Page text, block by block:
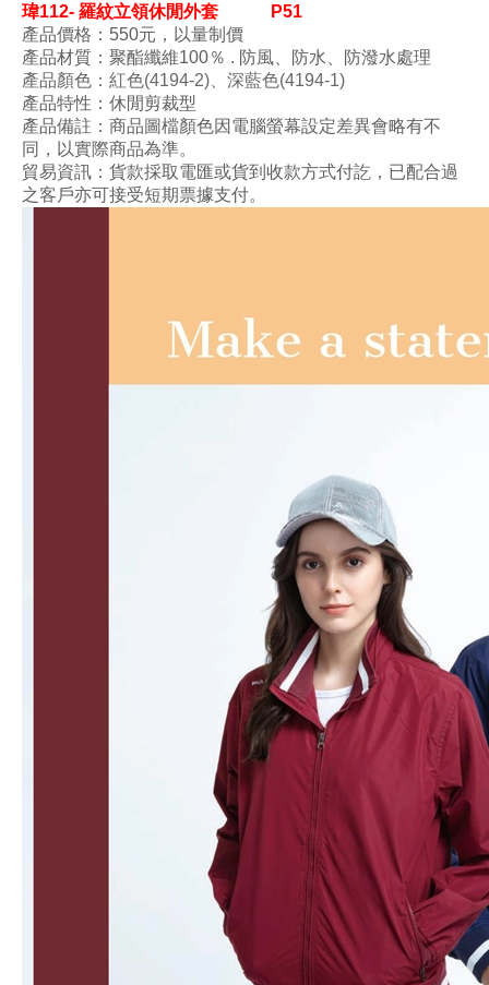
瑋112- 羅紋立領休閒外套
P51
產品價格：550元，以量制價
產品材質： 聚酯纖維100％ . 防風、 防水 防潑水處理
產品顏色 ：紅色(4194-2)、深藍色(4194-1)
產品特性： 休閒剪裁型
產品備註：商品圖檔顏色因電腦螢幕設定差異會略有不
同，以實際商品為準。
貿易資訊：貨款採取電匯或貨到收款方式付訖，已配合過
之客戶亦可接受短期票據支付。